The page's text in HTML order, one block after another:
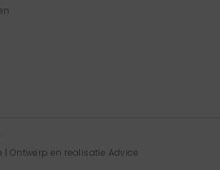
Ontwerp en realisatie Advice